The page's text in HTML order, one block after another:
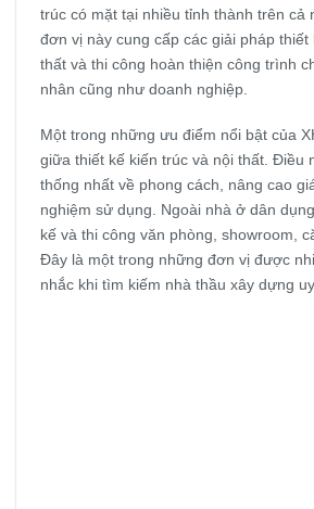
trúc có mặt tại nhiều tỉnh thành trên cả
đơn vị này cung cấp các giải pháp thiết
thất và thi công hoàn thiện công trình
nhân cũng như doanh nghiệp.
Một trong những ưu điểm nổi bật của
giữa thiết kế kiến trúc và nội thất. Điều
thống nhất về phong cách, nâng cao
nghiệm sử dụng. Ngoài nhà ở dân
kế và thi công văn phòng, showroom,
Đây là một trong những đơn vị được
nhắc khi tìm kiếm nhà thầu xây dựng